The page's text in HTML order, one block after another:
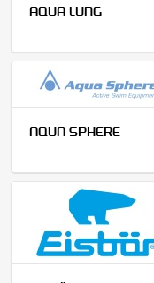
AQUA LUNG
AQUA SPHERE